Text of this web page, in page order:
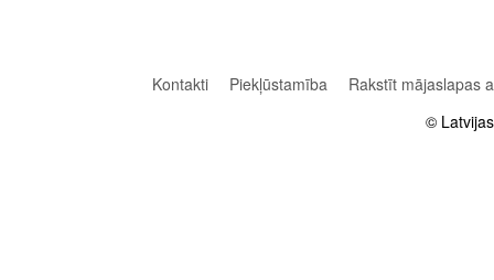
Kontakti Piekļūstamība
Rakstīt mājaslapas
©